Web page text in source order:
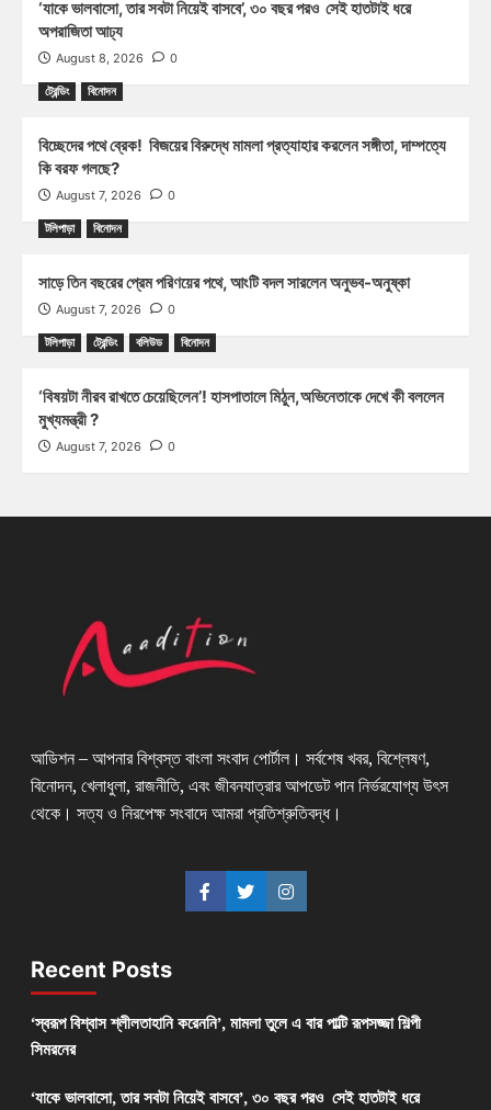
‘যাকে ভালবাসো, তার সবটা নিয়েই বাসবে’, ৩০ বছর পরও সেই হাতটাই ধরে
অপরাজিতা আঢ্য
August 8, 2026 0
ট্রেন্ডিং বিনোদন
বিচ্ছেদের পথে ব্রেক! বিজয়ের বিরুদ্ধে মামলা প্রত্যাহার করলেন সঙ্গীতা, দাম্পত্যে
কি বরফ গলছে?
August 7, 2026 0
টলিপাড়া বিনোদন
সাড়ে তিন বছরের প্রেম পরিণয়ের পথে, আংটি বদল সারলেন অনুভব-অনুষ্কা
August 7, 2026 0
টলিপাড়া ট্রেন্ডিং বলিউড বিনোদন
‘বিষয়টা নীরব রাখতে চেয়েছিলেন’! হাসপাতালে মিঠুন,অভিনেতাকে দেখে কী বললেন
মুখ্যমন্ত্রী ?
August 7, 2026 0
আডিশন – আপনার বিশ্বস্ত বাংলা সংবাদ পোর্টাল। সর্বশেষ খবর, বিশ্লেষণ,
বিনোদন, খেলাধুলা, রাজনীতি, এবং জীবনযাত্রার আপডেট পান নির্ভরযোগ্য উৎস
থেকে। সত্য ও নিরপেক্ষ সংবাদে আমরা প্রতিশ্রুতিবদ্ধ।
Recent Posts
‘স্বরূপ বিশ্বাস শ্লীলতাহানি করেননি’, মামলা তুলে এ বার পাল্টি রূপসজ্জা শিল্পী
সিমরনের
‘যাকে ভালবাসো, তার সবটা নিয়েই বাসবে’, ৩০ বছর পরও সেই হাতটাই ধরে